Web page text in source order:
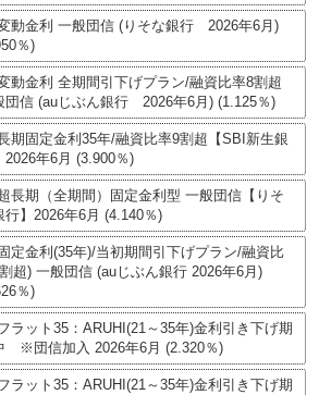
動金利 一般団信 (りそな銀行 2026年6月)
％)
動金利 全期間引下げプラン/融資比率8割超
団信 (auじぶん銀行 2026年6月) (1.125％)
期固定金利35年/融資比率9割超【SBI新生銀
2026年6月 (3.900％)
長期（全期間）固定金利型 一般団信【りそ
行】2026年6月 (4.140％)
固定金利(35年)/当初期間引下げプラン/融資比
超) 一般団信 (auじぶん銀行 2026年6月)
％)
ラット35：ARUHI(21～35年)金利引き下げ期
※団信加入 2026年6月 (2.320％)
ラット35：ARUHI(21～35年)金利引き下げ期